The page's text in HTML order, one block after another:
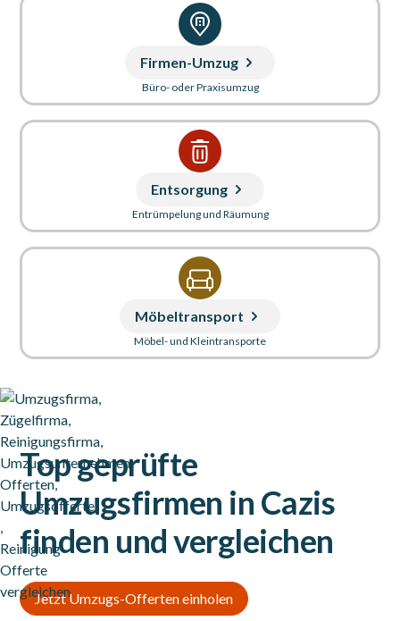
Firmen-Umzug
Büro- oder Praxisumzug
Entsorgung
Entrümpelung und Räumung
Möbeltransport
Möbel- und Kleintransporte
Top geprüfte
Umzugsfirmen in Cazis
finden und vergleichen
Jetzt Umzugs-Offerten einholen